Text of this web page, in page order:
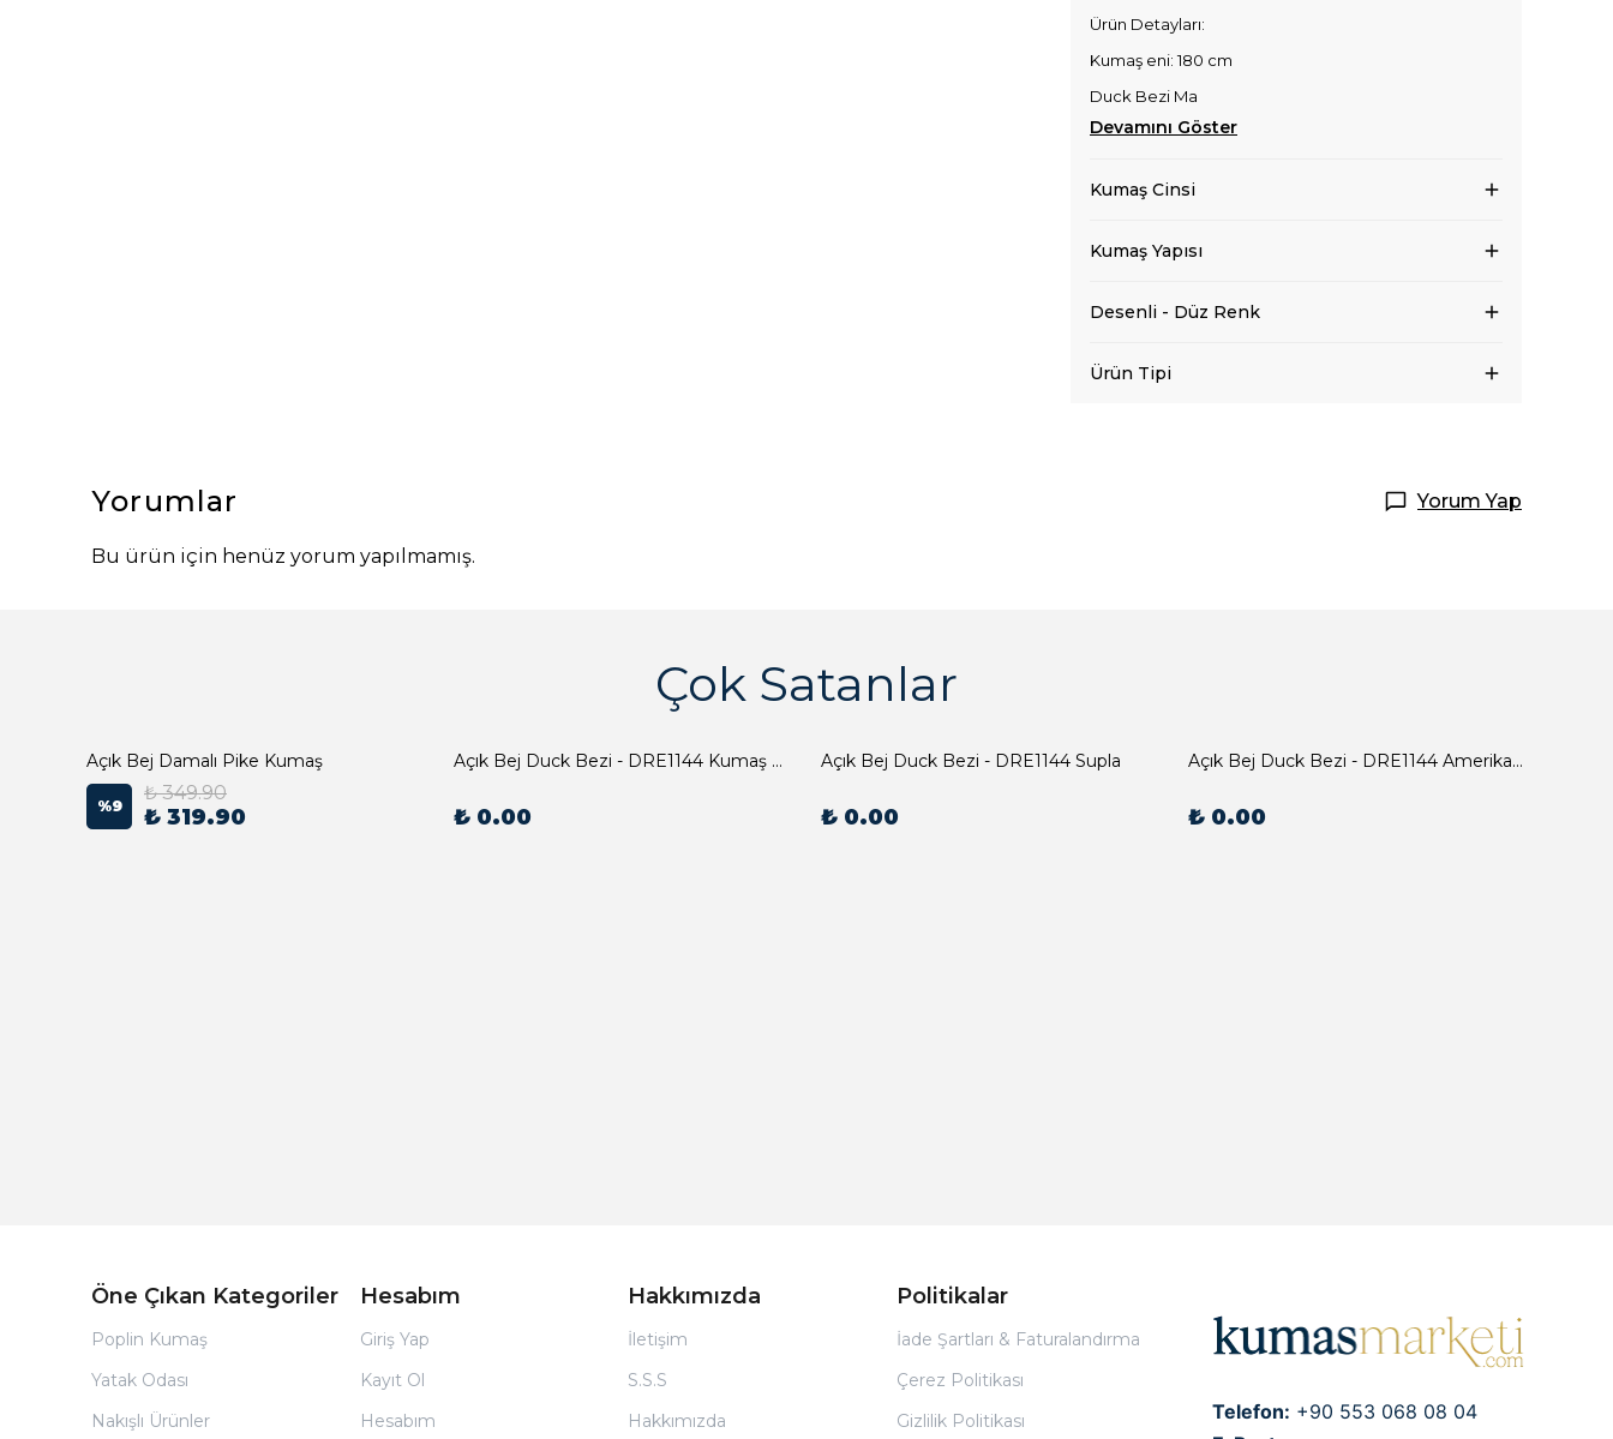
Ürün Detayları:
Kumaş eni: 180 cm
Duck Bezi Ma
Devamını Göster
Kumaş Cinsi
Kumaş Yapısı
Desenli - Düz Renk
Ürün Tipi
Yorumlar Yorum Yap
Bu ürün için henüz yorum yapılmamış.
Çok Satanlar
Açık Bej Damalı Pike Kumaş
%9
₺ 349.90
₺ 319.90
Açık Bej Duck Bezi - DRE1144 Kumaş Peçete
₺ 0.00
Açık Bej Duck Bezi - DRE1144 Supla
₺ 0.00
Açık Bej Duck Bezi - DRE1144 Amerikan Servis
₺ 0.00
Öne Çıkan Kategoriler
Poplin Kumaş
Yatak Odası
Nakışlı Ürünler
Hesabım
Giriş Yap
Kayıt Ol
Hesabım
Hakkımızda
İletişim
S.S.S
Hakkımızda
Politikalar
İade Şartları & Faturalandırma
Çerez Politikası
Gizlilik Politikası
Telefon: +90 553 068 08 04